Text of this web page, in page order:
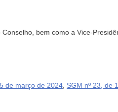
bem como a Vice-
de março de 2024 SGM nº 23, de